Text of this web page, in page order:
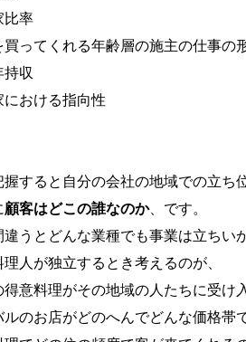
比率
買ってくれる年齢層の施主の仕事の
持収
における指向性
握すると自分の会社の地域での立ち
顧客はどこの誰なのか、です。
違うとどんな業種でも事業は立ちい
人が独立するとき考えるのが、
得意料理がその地域の人たちに受け
ルのお店がどのへんでどんな価格帯